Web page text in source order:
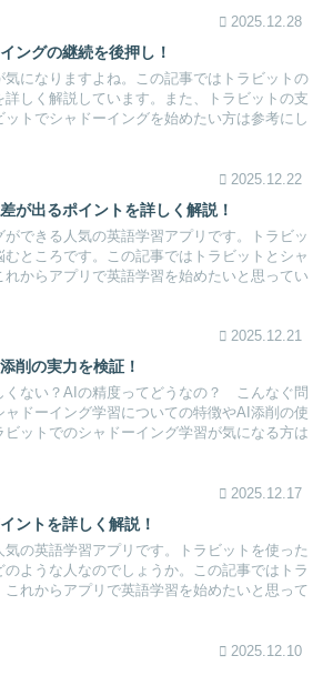
2025.12.28
ングの継続を後押し！
になりますよね。この記事ではトラビットの
しく解説しています。また、トラビットの支
トでシャドーイングを始めたい方は参考にし
2025.12.22
が出るポイントを詳しく解説！
できる人気の英語学習アプリです。トラビッ
ところです。この記事ではトラビットとシャ
からアプリで英語学習を始めたいと思ってい
2025.12.21
削の実力を検証！
くない？AIの精度ってどうなの？ こんなぐ問
ドーイング学習についての特徴やAI添削の使
ットでのシャドーイング学習が気になる方は
2025.12.17
ントを詳しく解説！
の英語学習アプリです。トラビットを使った
ような人なのでしょうか。この記事ではトラ
れからアプリで英語学習を始めたいと思って
2025.12.10